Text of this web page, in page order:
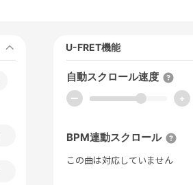
U-FRET機能
自動スクロール速度
ー +
BPM連動スクロール
この曲は対応していません